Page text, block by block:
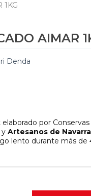
1KG
AIMAR
Denda
por
y Artesanos de Navarra
lento durante más de